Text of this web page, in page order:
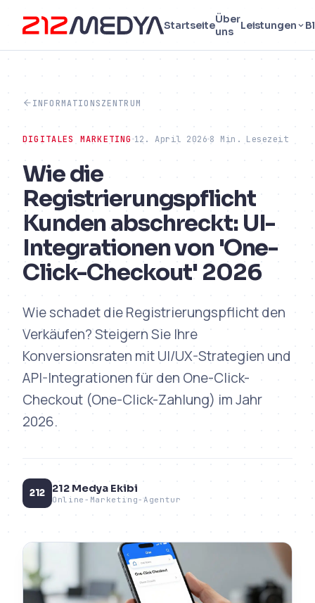
StartseiteÜber
uns
Leistungen
INFORMATIONSZENTRUM
DIGITALES MARKETING 12. April 2026 8 Min. Lesezeit
Wie die
Registrierungspflicht
Kunden abschreckt: UI-
Integrationen von 'One-
Click-Checkout' 2026
Wie schadet die Registrierungspflicht den
Verkäufen? Steigern Sie Ihre
Konversionsraten mit UI/UX-Strategien und
API-Integrationen für den One-Click-
Checkout (One-Click-Zahlung) im Jahr
2026.
212 212 Medya Ekibi
Online-Marketing-Agentur